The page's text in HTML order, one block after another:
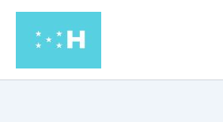
contenido